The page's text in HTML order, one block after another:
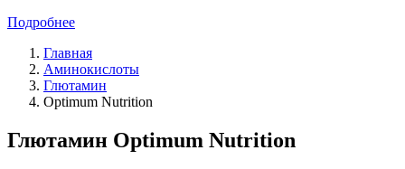
Подробнее
Главная
Аминокислоты
Глютамин
Optimum Nutrition
Глютамин Optimum Nutrition